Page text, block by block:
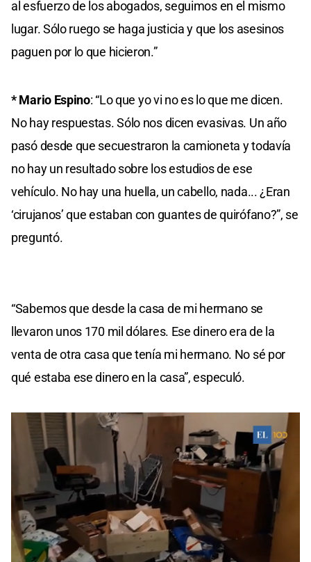
al esfuerzo de los abogados, seguimos en el mismo
lugar. Sólo ruego se haga justicia y que los asesinos
paguen por lo que hicieron.”
* Mario Espino: “Lo que yo vi no es lo que me dicen.
No hay respuestas. Sólo nos dicen evasivas. Un año
pasó desde que secuestraron la camioneta y todavía
no hay un resultado sobre los estudios de ese
vehículo. No hay una huella, un cabello, nada... ¿Eran
‘cirujanos’ que estaban con guantes de quirófano?”, se
preguntó.
“Sabemos que desde la casa de mi hermano se
llevaron unos 170 mil dólares. Ese dinero era de la
venta de otra casa que tenía mi hermano. No sé por
qué estaba ese dinero en la casa”, especuló.